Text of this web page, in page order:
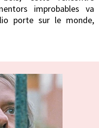
improbables va
porte sur le monde,